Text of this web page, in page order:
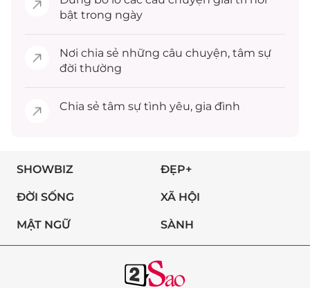
bật trong ngày
Nơi chia sẻ những câu chuyện, tâm sự
đời thường
Chia sẻ tâm sự tình yêu, gia đình
SHOWBIZ ĐẸP+
ĐỜI SỐNG XÃ HỘI
MẬT NGỮ SÀNH